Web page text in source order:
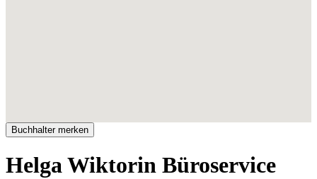
Helga Wiktorin Büroservice